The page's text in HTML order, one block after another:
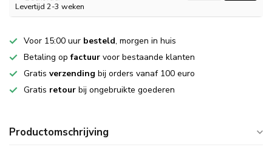
Levertijd 2-3 weken
Voor 15:00 uur besteld, morgen in huis
Betaling opfactuur voor bestaande klanten
Gratis verzending bij orders vanaf 100 euro
Gratis retour bij ongebruikte goederen
Productomschrijving